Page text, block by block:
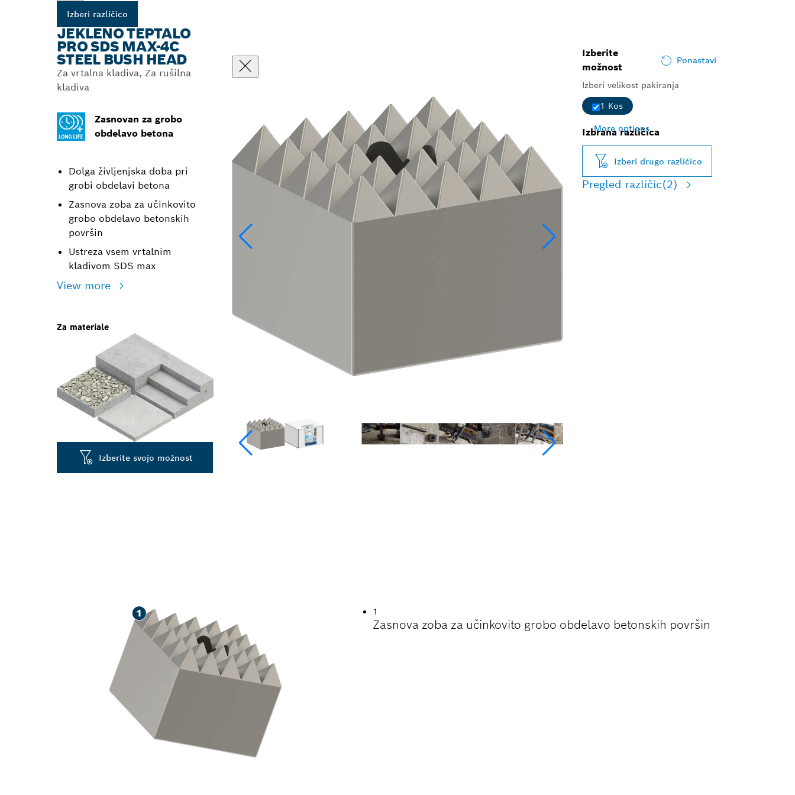
Izberi različico
JEKLENO TEPTALO
PRO SDS MAX-4C
STEEL BUSH HEAD
Za vrtalna kladiva, Za rušilna
kladiva
Zasnovan za grobo
obdelavo betona
Dolga življenjska doba pri
grobi obdelavi betona
Zasnova zoba za učinkovito
grobo obdelavo betonskih
površin
Ustreza vsem vrtalnim
kladivom SDS max
View more
Za materiale
Izberite svojo možnost
Izberite
možnost
Ponastavi
Izberi velikost pakiranja
1 Kos
More options
Izbrana različica
Izberi drugo različico
Pregled različic(2)
1
Zasnova zoba za učinkovito grobo obdelavo betonskih površin